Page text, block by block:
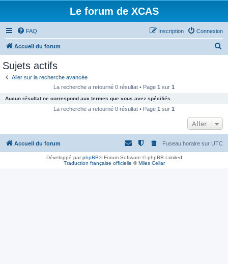
Le forum de XCAS
FAQ Connexion
Inscription
Accueil du forum
c
e
Sujets actifs
Aller sur la recherche avancée
La recherche a retourné 0 résultat • Page 1 sur 1
Aucun résultat ne correspond aux termes que vous avez spécifiés.
La recherche a retourné 0 résultat • Page 1 sur 1
Aller
Accueil du forum Fuseau horaire sur UTC
Développé parphpBB® Forum Software © phpBB Limited
Traduction française officielle ©Miles Cellar